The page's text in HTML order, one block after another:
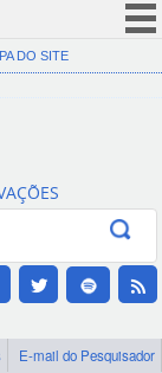
(COVID-19)
Canais
DO SITE
E-mail do Pesquisador